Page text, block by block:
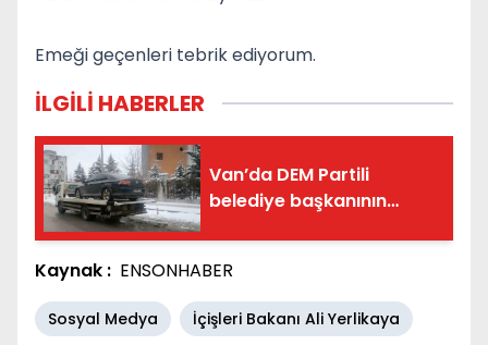
Emeği geçenleri tebrik ediyorum.
İLGİLİ HABERLER
Van’da DEM Partili
belediye başkanının
Kaynak : ENSONHABER
Sosyal Medya İçişleri Bakanı Ali Yerlikaya